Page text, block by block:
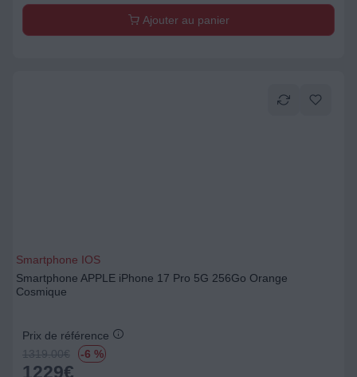
Ajouter au panier
Smartphone IOS
Smartphone APPLE iPhone 17 Pro 5G 256Go Orange
Cosmique
Prix de référence
1319.00€ -6 %
1229€